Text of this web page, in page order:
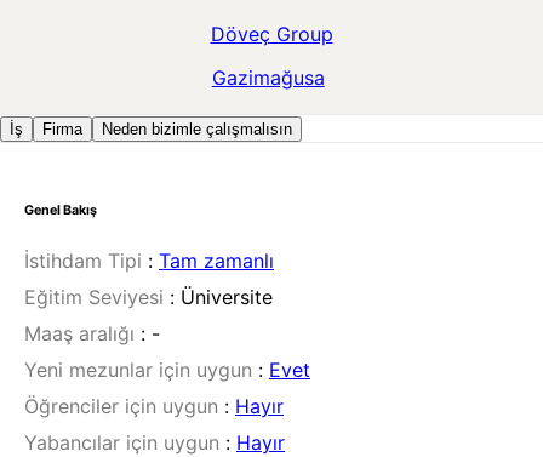
Döveç Group
Gazimağusa
İş Firma Neden bizimle çalışmalısın
Genel Bakış
İstihdam Tipi : Tam zamanlı
Eğitim Seviyesi : Üniversite
Maaş aralığı : -
Yeni mezunlar için uygun : Evet
Öğrenciler için uygun : Hayır
Yabancılar için uygun : Hayır